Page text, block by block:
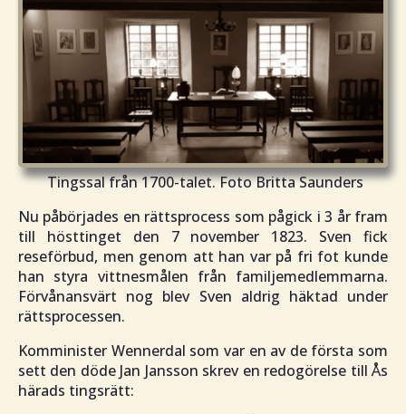
Tingssal från 1700-talet. Foto Britta Saunders
Nu påbörjades en rättsprocess som pågick i 3 år fram
till hösttinget den 7 november 1823. Sven fick
reseförbud, men genom att han var på fri fot kunde
han styra vittnesmålen från familjemedlemmarna.
Förvånansvärt nog blev Sven aldrig häktad under
rättsprocessen.
Komminister Wennerdal som var en av de första som
sett den döde Jan Jansson skrev en redogörelse till Ås
härads tingsrätt: